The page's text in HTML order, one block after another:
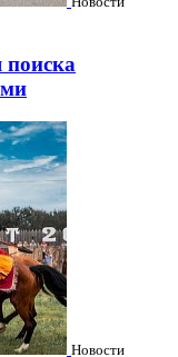
поиска
Новости